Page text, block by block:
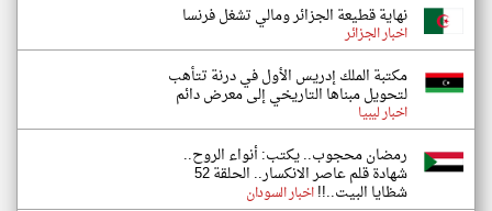
نهاية قطيعة الجزائر ومالي تشغل فرنسا
اخبار الجزائر
مكتبة الملك إدريس الأول في درنة تتأهب
لتحويل مبناها التاريخي إلى معرض دائم
اخبار ليبيا
​رمضان محجوب.. يكتب: أنواء الروح..
شهادة قلم عاصر الانكسار.. الحلقة 52
شظايا البيت..!!اخبار السودان